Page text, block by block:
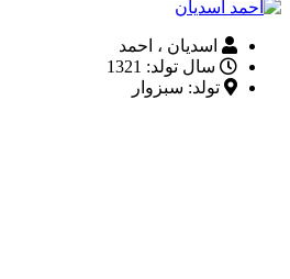
اسدیان ، احمد
سال تولد: 1321
تولد: سبزوار